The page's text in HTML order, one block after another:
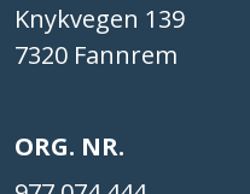
Knykvegen 139
7320 Fannrem
ORG. NR.